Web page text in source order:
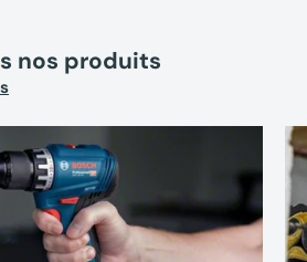
nos produits